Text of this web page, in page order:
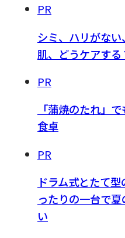
PR
シミ、ハリがな
肌、どうケアする
PR
「蒲焼のたれ」
食卓
PR
ドラム式とたて
ったりの一台で
い